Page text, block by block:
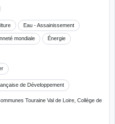
Eau - Assainissement
mondiale Énergie
de Développement
Touraine Val de Loire, Collège de